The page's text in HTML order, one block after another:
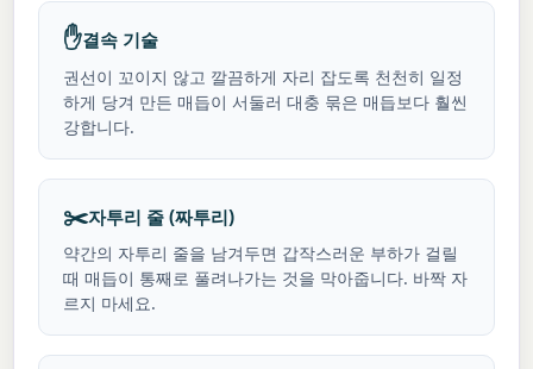
✋결속 기술
권선이 꼬이지 않고 깔끔하게 자리 잡도록 천천히 일정
하게 당겨 만든 매듭이 서둘러 대충 묶은 매듭보다 훨씬
강합니다.
✂️자투리 줄 (짜투리)
약간의 자투리 줄을 남겨두면 갑작스러운 부하가 걸릴
때 매듭이 통째로 풀려나가는 것을 막아줍니다. 바짝 자
르지 마세요.